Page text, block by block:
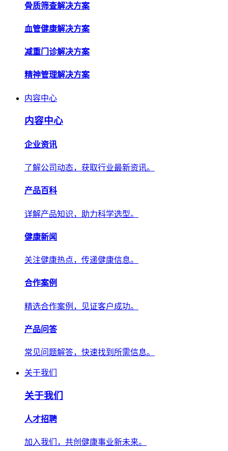
骨质筛查解决方案
血管健康解决方案
减重门诊解决方案
精神管理解决方案
内容中心
内容中心
企业资讯
了解公司动态，获取行业最新资讯。
产品百科
详解产品知识，助力科学选型。
健康新闻
关注健康热点，传递健康信息。
合作案例
精选合作案例，见证客户成功。
产品问答
常见问题解答，快速找到所需信息。
关于我们
关于我们
人才招聘
加入我们，共创健康事业新未来。